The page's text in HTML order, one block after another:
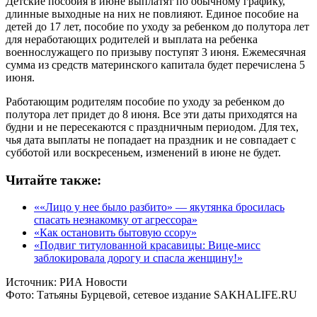
длинные выходные на них не повлияют. Единое пособие на
детей до 17 лет, пособие по уходу за ребенком до полутора лет
для неработающих родителей и выплата на ребенка
военнослужащего по призыву поступят 3 июня. Ежемесячная
сумма из средств материнского капитала будет перечислена 5
июня.
Работающим родителям пособие по уходу за ребенком до
полутора лет придет до 8 июня. Все эти даты приходятся на
будни и не пересекаются с праздничным периодом. Для тех,
чья дата выплаты не попадает на праздник и не совпадает с
субботой или воскресеньем, изменений в июне не будет.
Читайте также:
««Лицо у нее было разбито» — якутянка бросилась
спасать незнакомку от агрессора»
«Как остановить бытовую ссору»
«Подвиг титулованной красавицы: Вице-мисс
заблокировала дорогу и спасла женщину!»
Источник: РИА Новости
Фото: Татьяны Бурцевой, сетевое издание SAKHALIFE.RU